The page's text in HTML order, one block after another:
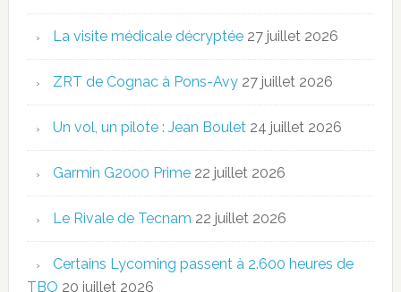
La visite médicale décryptée 27 juillet 2026
ZRT de Cognac à Pons-Avy 27 juillet 2026
Un vol, un pilote : Jean Boulet 24 juillet 2026
Garmin G2000 Prime 22 juillet 2026
Le Rivale de Tecnam 22 juillet 2026
Certains Lycoming passent à 2.600 heures de
TBO 20 juillet 2026